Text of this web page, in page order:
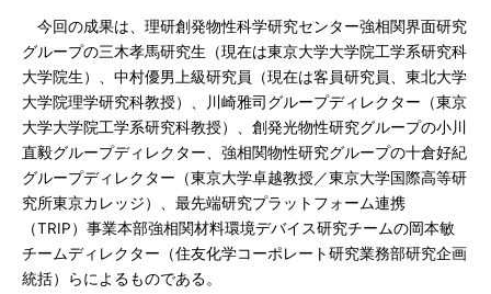
今回の成果は、理研創発物性科学研究センター強相関界面研究
グループの三木孝馬研究生（現在は東京大学大学院工学系研究科
大学院生）、中村優男上級研究員（現在は客員研究員、東北大学
大学院理学研究科教授）、川崎雅司グループディレクター（東京
大学大学院工学系研究科教授）、創発光物性研究グループの小川
直毅グループディレクター、強相関物性研究グループの十倉好紀
グループディレクター（東京大学卓越教授／東京大学国際高等研
究所東京カレッジ）、最先端研究プラットフォーム連携
（TRIP）事業本部強相関材料環境デバイス研究チームの岡本敏
チームディレクター（住友化学コーポレート研究業務部研究企画
統括）らによるものである。